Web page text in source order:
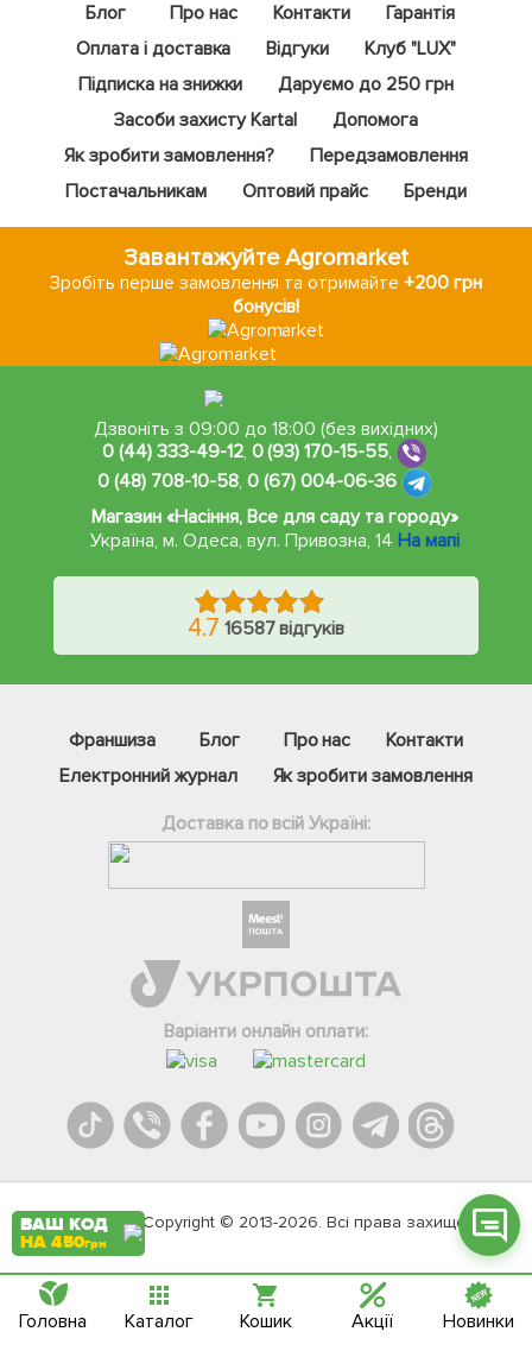
Блог Про нас Контакти
Гарантія
Оплата і доставка
Відгуки
Клуб "LUX"
Підписка на знижки
Даруємо до 250 грн
Засоби захисту Kartal
Допомога
Як зробити замовлення?
Передзамовлення
Постачальникам
Оптовий прайс Бренди
Завантажуйте Agromarket
Зробіть перше замовлення та отримайте+200 грн
бонусів!
Дзвоніть з 09:00 до 18:00 (без вихідних)
0 (44) 333-49-12, 0 (93) 170-15-55,
0 (48) 708-10-58, 0 (67) 004-06-36
Магазин «Насіння, Все для саду та городу»
Україна, м. Одеса,вул. Привозна, 14 На мапі
4.7 16587 відгуків
Франшиза Блог Про нас
Контакти
Електронний журнал
Як зробити замовлення
Доставка по всій Україні:
Варіанти онлайн оплати:
Agromarket.Copyright © 2013-2026. Всі права захищені
Телеграм
Вайбер
Онлайн чат
ВАШ КОД
НА 450грн
Головна Каталог Кошик Акції Новинки